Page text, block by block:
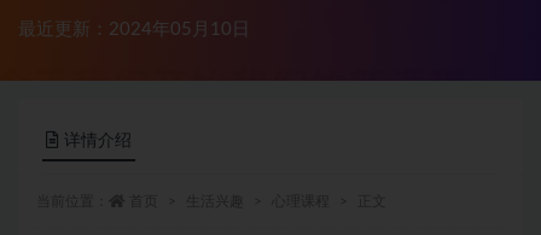
最近更新：2024年05月10日
详情介绍